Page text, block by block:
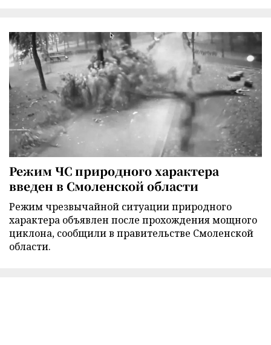
Режим ЧС природного характера
введен в Смоленской области
Режим чрезвычайной ситуации природного
характера объявлен после прохождения мощного
циклона, сообщили в правительстве Смоленской
области.